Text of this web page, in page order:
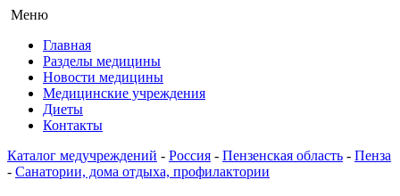
Меню
Главная
Разделы медицины
Новости медицины
Медицинские учреждения
Диеты
Контакты
Каталог медучреждений - Россия - Пензенская область - Пенза
- Санатории, дома отдыха, профилактории